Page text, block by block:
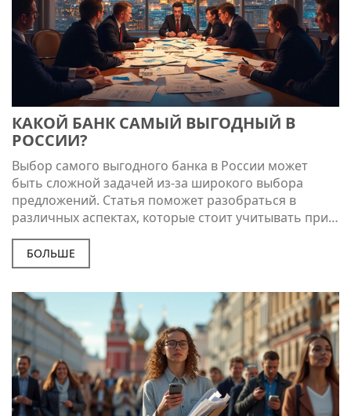
КАКОЙ БАНК САМЫЙ ВЫГОДНЫЙ В
РОССИИ?
Выбор самого выгодного банка в России может
быть сложной задачей из-за широкого выбора
предложений. Статья поможет разобраться в
различных аспектах, которые стоит учитывать при
выборе, например, процентные ставки, комиссии и
удобство обслуживания. В ней будут содержаться
полезные советы и интересные факты, которые
читатель узнает, на что обращать внимание при
анализе различных банковских предложений. Такие
знания позволят не только сэкономить время, но и
избежать скрытых подводных камней.
БОЛЬШЕ